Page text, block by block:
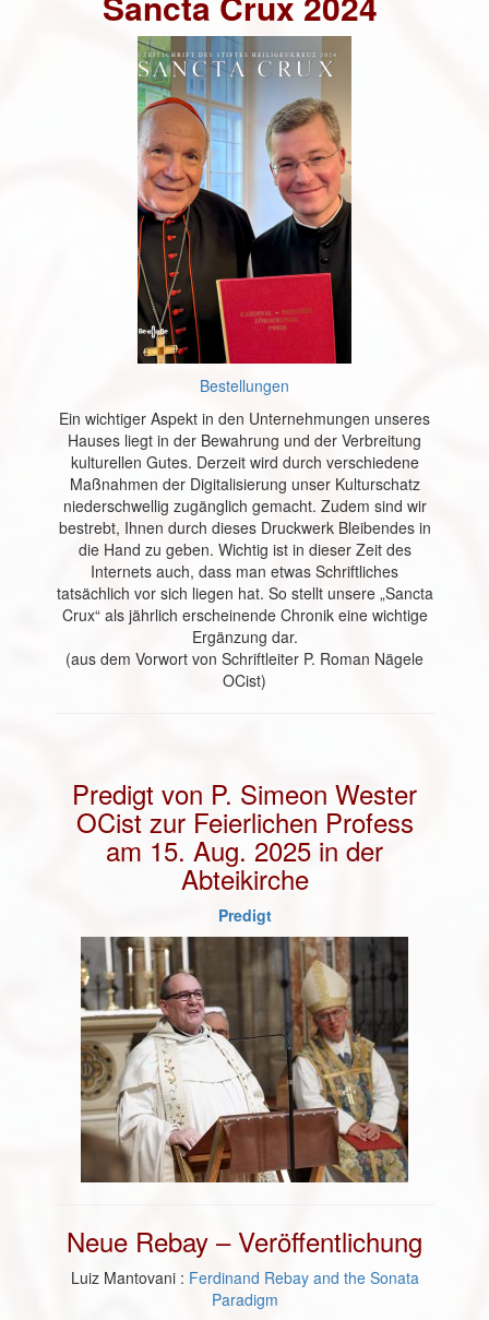
Bestellungen
Ein wichtiger Aspekt in den Unternehmungen unseres
Hauses liegt in der Bewahrung und der Verbreitung
kulturellen Gutes. Derzeit wird durch verschiedene
Maßnahmen der Digitalisierung unser Kulturschatz
niederschwellig zugänglich gemacht. Zudem sind wir
bestrebt, Ihnen durch dieses Druckwerk Bleibendes in
die Hand zu geben. Wichtig ist in dieser Zeit des
Internets auch, dass man etwas Schriftliches
tatsächlich vor sich liegen hat. So stellt unsere „Sancta
Crux“ als jährlich erscheinende Chronik eine wichtige
Ergänzung dar.
(aus dem Vorwort von Schriftleiter P. Roman Nägele
OCist)
Predigt von P. Simeon Wester
OCist zur Feierlichen Profess
am 15. Aug. 2025 in der
Abteikirche
Predigt
Neue Rebay – Veröffentlichung
Luiz Mantovani : Ferdinand Rebay and the Sonata
Paradigm